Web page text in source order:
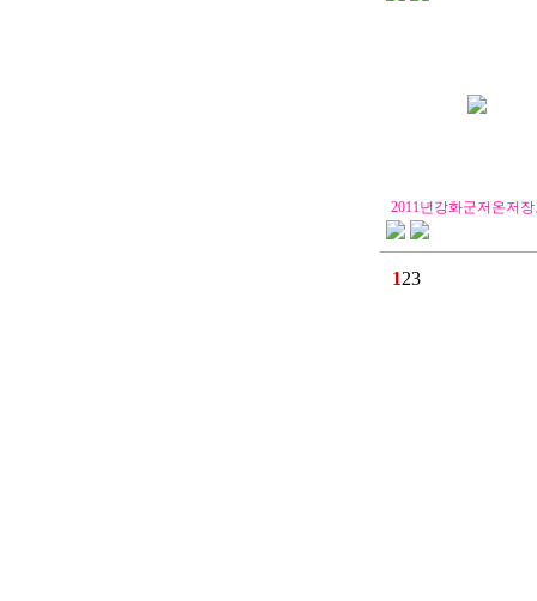
2011년강화군저온저
123